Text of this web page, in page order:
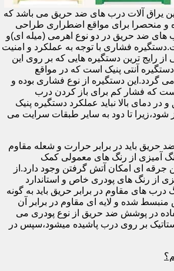
یراق آلات درب های ضد حریق می باشد که
و منحصرا برای مواقع اضطراری طراحی
ضد حریق در دو نوع اهرمی (میله ای)و
فشاری با توجه به عملکرد و امنیت
از رایج ترین دستگیره هایی که بر روی این
آنتی پنیک است که در مواقع
گردد.این دستگیره از نوع فشاری بوده و
که فشار کم برای باز کردن درب
دمای بالا نباید عملکرد دستگیره پنیک
شود،زیرا تا دود به سایر طبقات سرایت می
باید در برابر حرارت و شعله مقاوم
آمیزی از رنگ های معمولی کمک
جرقه ای امکان آتش گرفتن وجود دارد.از
از رنگ های پودری خاص و استاندارد
های مقاوم در برابر حریق باید به گونه
منبسط شده و لایه ای مقاوم در برابر آن
در پوشش ضد حریق از نوع پودری می
بر روی درب پاشیده میشود،سپس در